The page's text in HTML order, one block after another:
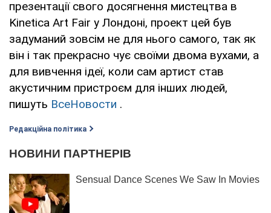
презентації свого досягнення мистецтва в
Kinetica Art Fair у Лондоні, проект цей був
задуманий зовсім не для нього самого, так як
він і так прекрасно чує своїми двома вухами, а
для вивчення ідеї, коли сам артист став
акустичним пристроєм для інших людей,
пишуть ВсеНовости .
Редакційна політика